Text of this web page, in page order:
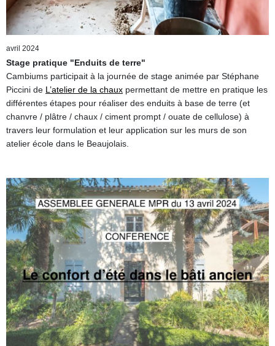
avril 2024
Stage pratique "Enduits de terre"
Cambiums participait à la journée de stage animée par Stéphane
Piccini de L’atelier de la chaux permettant de mettre en pratique les
différentes étapes pour réaliser des enduits à base de terre (et
chanvre / plâtre / chaux / ciment prompt / ouate de cellulose) à
travers leur formulation et leur application sur les murs de son
atelier école dans le Beaujolais.